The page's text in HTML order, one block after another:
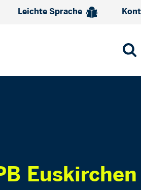
Leichte Sprache
Euskirchen